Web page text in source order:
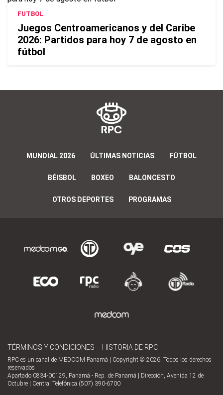
FUTBOL
Juegos Centroamericanos y del Caribe
2026: Partidos para hoy 7 de agosto en
fútbol
MUNDIAL 2026 ÚLTIMAS NOTICIAS FÚTBOL
BÉISBOL BOXEO BALONCESTO
OTROS DEPORTES PROGRAMAS
TÉRMINOS Y CONDICIONES HISTORIA DE RPC
RPC es un canal de MEDCOM Panamá | Copyright © 2026. Todos los derechos
reservados
Apartado 0834-00129, Panamá - Rep. de Panamá | Dirección, Avenida 12 de
Octubre | Central Telefónica (507) 390-6700